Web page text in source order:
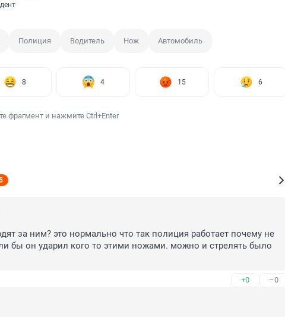
Полиция Водитель Нож Автомобиль
8 4 15 6
фрагмент и нажмите Ctrl+Enter
за ним? это нормально что так полиция работает почему не
бы он ударил кого то этими ножами. можно и стрелять было
+0 –0